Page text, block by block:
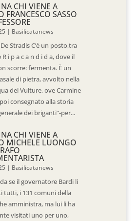
CHI VIENE A
FRANCESCO SASSO
| Basilicatanews
Stradis C’è un posto,tra
R i p a c a n d i d a, dove il
scorre: fermenta. È un
di pietra, avvolto nella
del Vulture, ove Carmine
consegnato alla storia
dei briganti”-per...
CHI VIENE A
MICHELE LUONGO
| Basilicatanews
se il governatore Bardi li
tutti, i 131 comuni della
amministra, ma lui li ha
visitati uno per uno,